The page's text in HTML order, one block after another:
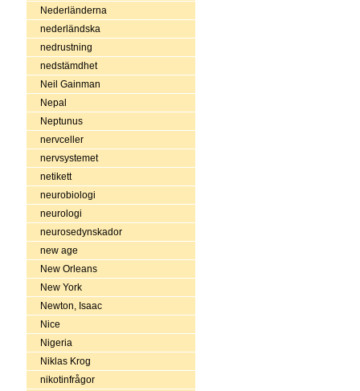
Nederländerna
nederländska
nedrustning
nedstämdhet
Neil Gainman
Nepal
Neptunus
nervceller
nervsystemet
netikett
neurobiologi
neurologi
neurosedynskador
new age
New Orleans
New York
Newton, Isaac
Nice
Nigeria
Niklas Krog
nikotinfrågor